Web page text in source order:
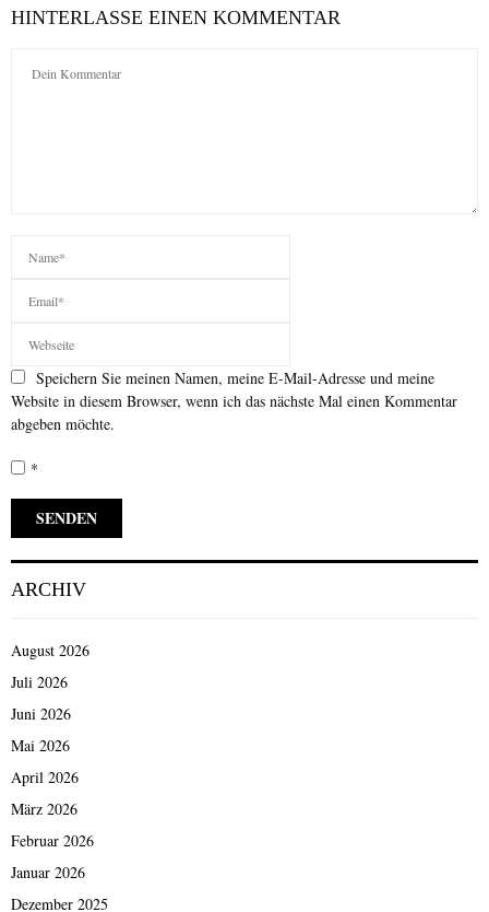
HINTERLASSE EINEN KOMMENTAR
Speichern Sie meinen Namen, meine E-Mail-Adresse und meine
Website in diesem Browser, wenn ich das nächste Mal einen Kommentar
abgeben möchte.
*
ARCHIV
August 2026
Juli 2026
Juni 2026
Mai 2026
April 2026
März 2026
Februar 2026
Januar 2026
Dezember 2025